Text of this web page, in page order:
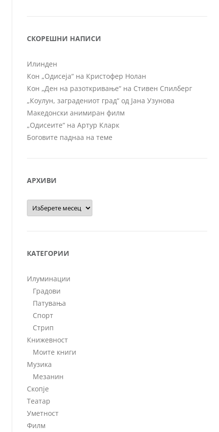
СКОРЕШНИ НАПИСИ
Илинден
Кон „Одисеја“ на Кристофер Нолан
Кон „Ден на разоткривање“ на Стивен Спилберг
„Коулун, заградениот град“ од Јана Узунова
Македонски анимиран филм
„Одисеите“ на Артур Кларк
Боговите паднаа на теме
АРХИВИ
Архиви
КАТЕГОРИИ
Илуминации
Градови
Патувања
Спорт
Стрип
Книжевност
Моите книги
Музика
Мезанин
Скопје
Театар
Уметност
Филм